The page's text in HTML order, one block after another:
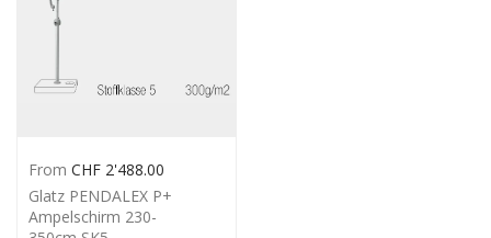
Glatz PENDALEX P+
Ampelschirm 230-
From CHF 2'488.00